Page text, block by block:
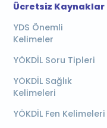
Ücretsiz Kaynaklar
YDS Önemli
Kelimeler
YÖKDİL Soru Tipleri
YÖKDİL Sağlık
Kelimeleri
YÖKDİL Fen Kelimeleri